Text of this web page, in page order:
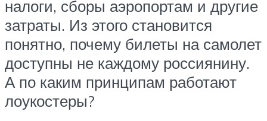
налоги, сборы аэропортам и другие
затраты. Из этого становится
понятно, почему билеты на самолет
доступны не каждому россиянину.
А по каким принципам работают
лоукостеры?